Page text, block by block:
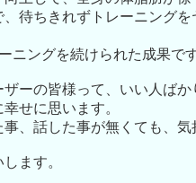
待ちきれずトレーニング
ニングを続けられた成果で
ーの皆様って、いい人ばか
せに思います。
、話した事が無くても、
ます。